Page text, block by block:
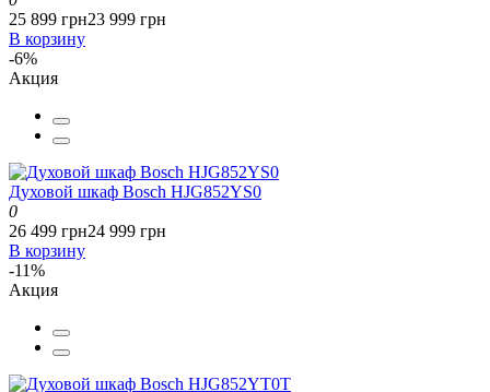
25 899 грн23 999 грн
В корзину
-6%
Акция
Духовой шкаф Bosch HJG852YS0
0
26 499 грн24 999 грн
В корзину
-11%
Акция